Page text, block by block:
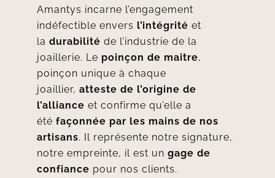
Amantys incarne l’engagement
indéfectible envers l’intégrité et
la durabilité de l’industrie de la
joaillerie. Le poinçon de maitre,
poinçon unique à chaque
joaillier, atteste de l’origine de
l’alliance et confirme qu’elle a
été façonnée par les mains de nos
artisans. Il représente notre signature,
notre empreinte, il est un gage de
confiance pour nos clients.